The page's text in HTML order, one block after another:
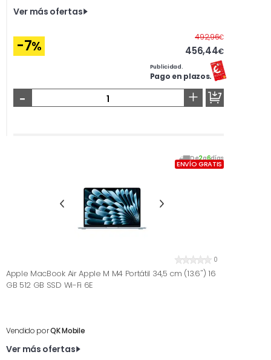
Ver más ofertas
-7%
492,96€Antes
456,44€
Publicidad.
Pago en plazos.
- +
De2a6días
ENVÍO GRATIS
0
Apple MacBook Air Apple M M4 Portátil 34,5 cm (13.6'') 16
GB 512 GB SSD Wi-Fi 6E
Vendido porQK Mobile
Ver más ofertas